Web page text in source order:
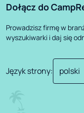
Dołącz do
Prowadzisz firmę w
wyszukiwarki i daj się
Język strony: